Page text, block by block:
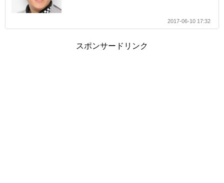
2017-06-10 17:32
スポンサードリンク